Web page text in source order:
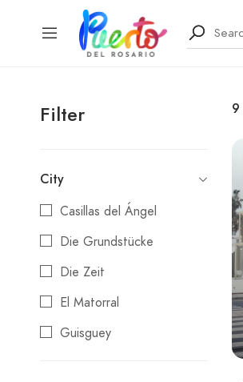
Filter
City
Casillas del Ángel
Die Grundstücke
Die Zeit
El Matorral
Guisguey
9